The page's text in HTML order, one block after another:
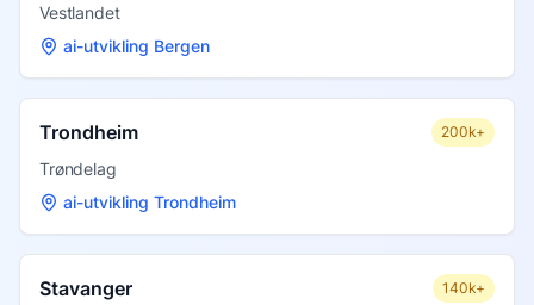
Vestlandet
ai-utvikling Bergen
Trondheim 200k+
Trøndelag
ai-utvikling Trondheim
Stavanger 140k+